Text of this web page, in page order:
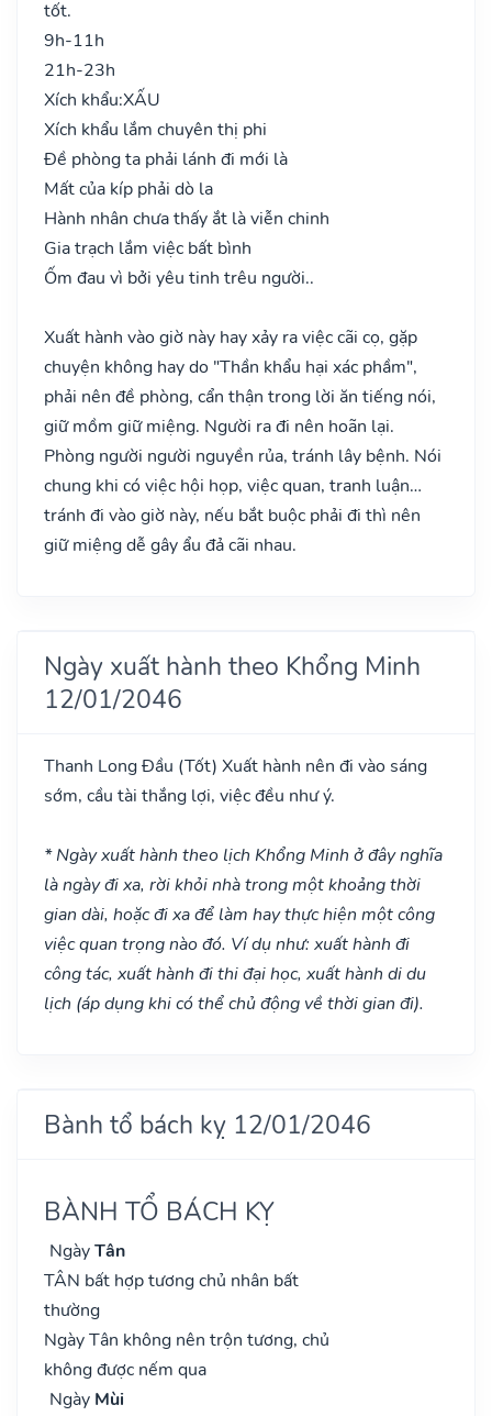
tốt.
9h-11h
21h-23h
Xích khẩu:XẤU
Xích khẩu lắm chuyên thị phi
Đề phòng ta phải lánh đi mới là
Mất của kíp phải dò la
Hành nhân chưa thấy ắt là viễn chinh
Gia trạch lắm việc bất bình
Ốm đau vì bởi yêu tinh trêu người..
Xuất hành vào giờ này hay xảy ra việc cãi cọ, gặp
chuyện không hay do "Thần khẩu hại xác phầm",
phải nên đề phòng, cẩn thận trong lời ăn tiếng nói,
giữ mồm giữ miệng. Người ra đi nên hoãn lại.
Phòng người người nguyền rủa, tránh lây bệnh. Nói
chung khi có việc hội họp, việc quan, tranh luận…
tránh đi vào giờ này, nếu bắt buộc phải đi thì nên
giữ miệng dễ gây ẩu đả cãi nhau.
Ngày xuất hành theo Khổng Minh
12/01/2046
Thanh Long Đầu (Tốt) Xuất hành nên đi vào sáng
sớm, cầu tài thắng lợi, việc đều như ý.
* Ngày xuất hành theo lịch Khổng Minh ở đây nghĩa
là ngày đi xa, rời khỏi nhà trong một khoảng thời
gian dài, hoặc đi xa để làm hay thực hiện một công
việc quan trọng nào đó. Ví dụ như: xuất hành đi
công tác, xuất hành đi thi đại học, xuất hành di du
lịch (áp dụng khi có thể chủ động về thời gian đi).
Bành tổ bách kỵ 12/01/2046
BÀNH TỔ BÁCH KỴ
NgàyTân
TÂN bất hợp tương chủ nhân bất
thường
Ngày Tân không nên trộn tương, chủ
không được nếm qua
Ngày Mùi